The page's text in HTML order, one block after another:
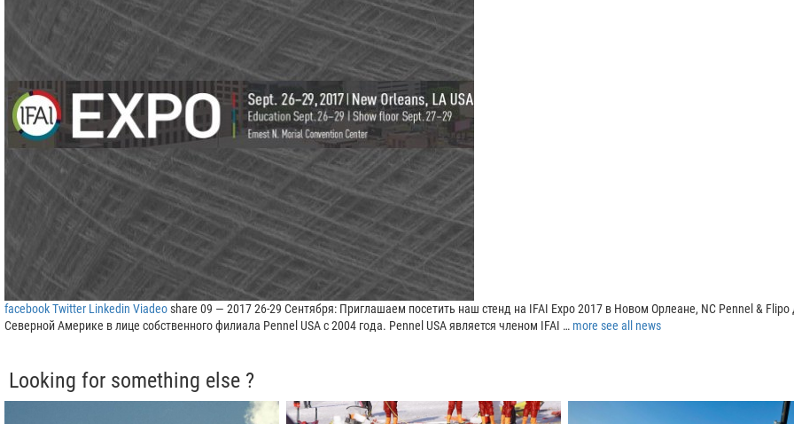
facebookTwitter Linkedin Viadeoshare 09 — 2017 26-29 Сентября: Приглашаем посетить наш стенд на IFAI Expo 2017 в Новом Орлеане, NC Pennel & Flipo
Северной Америке в лице собственного филиала Pennel USA с 2004 года. Pennel USA является членом IFAI … more see all news
Looking for something else ?